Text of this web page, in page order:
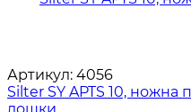
Артикул: 4056
Silter SY APTS 10, ножна
дошки